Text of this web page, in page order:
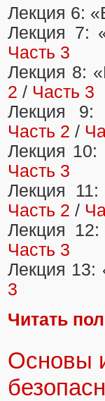
Лекция 6:
Лекция 7:
Часть 3
Лекция 8:
2 / Часть 3
Лекция 9:
Часть 2 /
Лекция
Часть 3
Лекция
Часть 2 /
Лекция
Часть 3
Лекция 13:
3
Читать
Основы